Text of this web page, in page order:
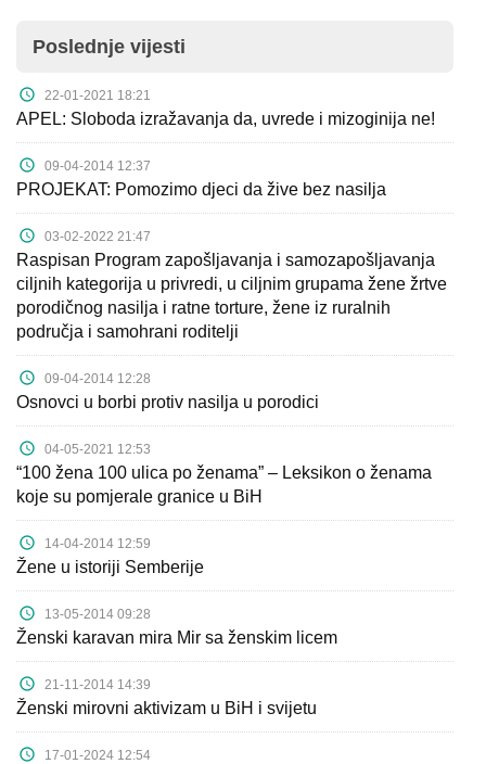
Poslednje vijesti
22-01-2021 18:21
APEL: Sloboda izražavanja da, uvrede i mizoginija ne!
09-04-2014 12:37
PROJEKAT: Pomozimo djeci da žive bez nasilja
03-02-2022 21:47
Raspisan Program zapošljavanja i samozapošljavanja
ciljnih kategorija u privredi, u ciljnim grupama žene žrtve
porodičnog nasilja i ratne torture, žene iz ruralnih
područja i samohrani roditelji
09-04-2014 12:28
Osnovci u borbi protiv nasilja u porodici
04-05-2021 12:53
“100 žena 100 ulica po ženama” – Leksikon o ženama
koje su pomjerale granice u BiH
14-04-2014 12:59
Žene u istoriji Semberije
13-05-2014 09:28
Ženski karavan mira Mir sa ženskim licem
21-11-2014 14:39
Ženski mirovni aktivizam u BiH i svijetu
17-01-2024 12:54